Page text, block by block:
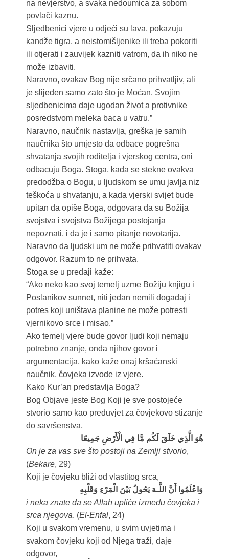
na nevjerstvo, a svaka nedoumica za sobom
povlači kaznu.
Sljedbenici vjere u odjeći su lava, pokazuju
kandže tigra, a neistomišljenike ili treba pokoriti
ili otjerati i zauvijek kazniti vatrom, da ih niko ne
može izbaviti.
Naravno, ovakav Bog nije srčano prihvatljiv, ali
je slijeđen samo zato što je Moćan. Svojim
sljedbenicima daje ugodan život a protivnike
posredstvom meleka baca u vatru.”
Naravno, naučnik nastavlja, greška je samih
naučnika što umjesto da odbace pogrešna
shvatanja svojih roditelja i vjerskog centra, oni
odbacuju Boga. Stoga, kada se stekne ovakva
predodžba o Bogu, u ljudskom se umu javlja niz
teškoća u shvatanju, a kada vjerski svijet bude
upitan da opiše Boga, odgovara da su Božija
svojstva i svojstva Božijega postojanja
nepoznati, i da je i samo pitanje novotarija.
Naravno da ljudski um ne može prihvatiti ovakav
odgovor. Razum to ne prihvata.
Stoga se u predaji kaže:
“Ako neko kao svoj temelj uzme Božiju knjigu i
Poslanikov sunnet, niti jedan nemili događaj i
potres koji uništava planine ne može potresti
vjernikovo srce i misao.”
Ako temelj vjere bude govor ljudi koji nemaju
potrebno znanje, onda njihov govor i
argumentacija, kako kaže onaj kršaćanski
naučnik, čovjeka izvode iz vjere.
Kako Kur’an predstavlja Boga?
Bog Objave jeste Bog Koji je sve postojeće
stvorio samo kao preduvjet za čovjekovo stizanje
do savršenstva,
هُوَ الَّذِي خَلَقَ لَكُم مَّا فِي الْأَرْضِ جَمِيعًا
On je za vas sve što postoji na Zemlji stvorio,
(Bekare, 29)
Koji je čovjeku bliži od vlastitog srca,
وَاعْلَمُوا أَنَّ اللَّـهَ يَحُولُ بَيْنَ الْمَرْءِ وَقَلْبِهِ
i neka znate da se Allah upliće između čovjeka i
srca njegova, (El-Enfal, 24)
Koji u svakom vremenu, u svim uvjetima i
svakom čovjeku koji od Njega traži, daje
odgovor,